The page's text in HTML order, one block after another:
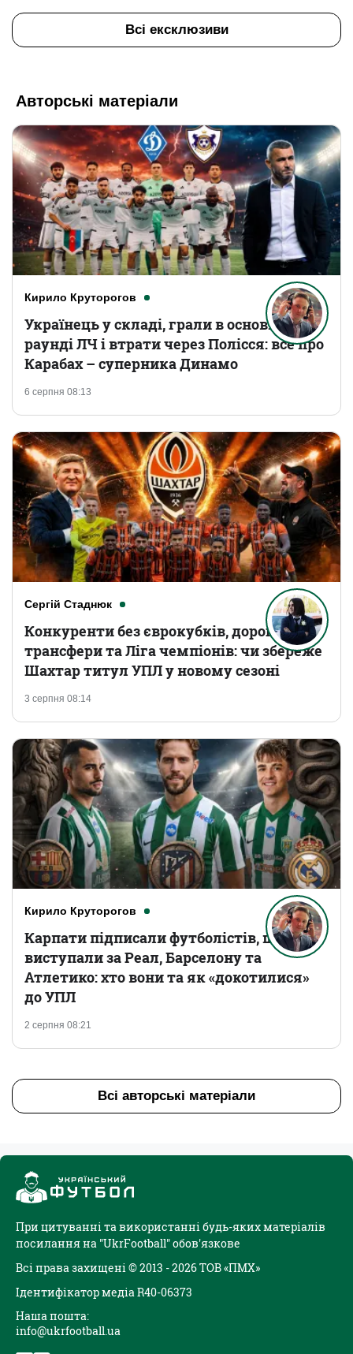
Всі ексклюзиви
Авторські матеріали
Кирило Круторогов
6 серпня 08:13
Українець у складі, грали в основному
раунді ЛЧ і втрати через Полісся: все про
Карабах – суперника Динамо
Сергій Стаднюк
3 серпня 08:14
Конкуренти без єврокубків, дорогі
трансфери та Ліга чемпіонів: чи збереже
Шахтар титул УПЛ у новому сезоні
Кирило Круторогов
2 серпня 08:21
Карпати підписали футболістів, що
виступали за Реал, Барселону та
Атлетико: хто вони та як «докотилися»
до УПЛ
Всі авторські матеріали
При цитуванні та використанні будь-яких матеріалів
посилання на "UkrFootball" обов'язкове
Всі права захищені © 2013 - 2026 ТОВ «ПМХ»
Ідентифікатор медіа R40-06373
Наша пошта:
info@ukrfootball.ua